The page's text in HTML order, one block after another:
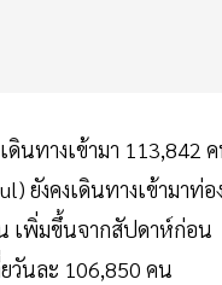
นทางเข้ามา 113,842
ยังคงเดินทางเข้ามาท่อ
เพิ่มขึ้นจากสัปดาห์ก่อน
วันละ 106,850 คน